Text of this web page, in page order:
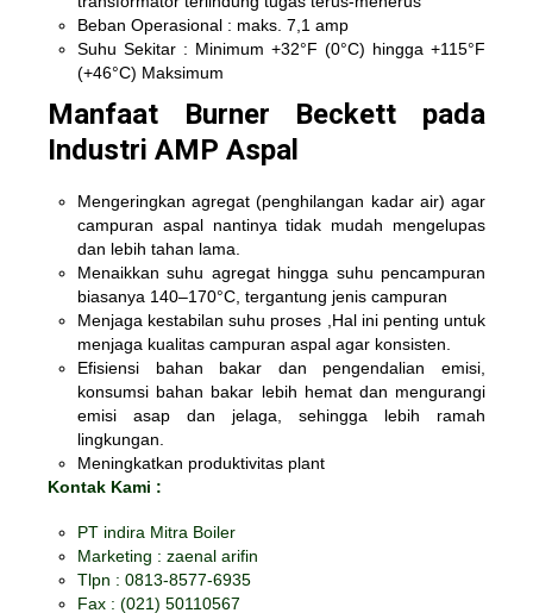
Beban Operasional : maks. 7,1 amp
Suhu Sekitar : Minimum +32°F (0°C) hingga +115°F
(+46°C) Maksimum
Manfaat Burner Beckett pada
Industri AMP Aspal
Mengeringkan agregat (penghilangan kadar air) agar
campuran aspal nantinya tidak mudah mengelupas
dan lebih tahan lama.
Menaikkan suhu agregat hingga suhu pencampuran
biasanya 140–170°C, tergantung jenis campuran
Menjaga kestabilan suhu proses ,Hal ini penting untuk
menjaga kualitas campuran aspal agar konsisten.
Efisiensi bahan bakar dan pengendalian emisi,
konsumsi bahan bakar lebih hemat dan mengurangi
emisi asap dan jelaga, sehingga lebih ramah
lingkungan.
Meningkatkan produktivitas plant
Kontak Kami :
PT indira Mitra Boiler
Marketing : zaenal arifin
Tlpn : 0813-8577-6935
Fax : (021) 50110567